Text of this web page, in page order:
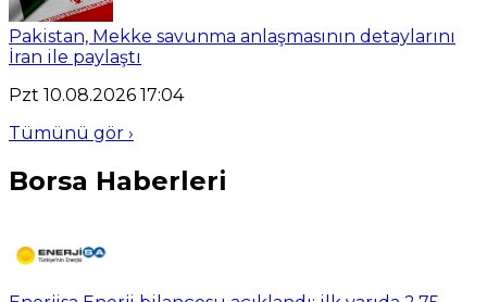
Pakistan, Mekke savunma anlaşmasının detaylarını
İran ile paylaştı
Pzt 10.08.2026 17:04
Tümünü gör ›
Borsa Haberleri